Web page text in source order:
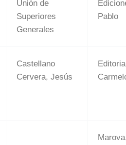
Unión de
Superiores
Generales
Pablo
Castellano
Cervera, Jesús